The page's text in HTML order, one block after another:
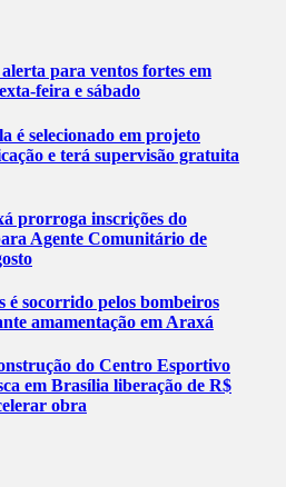
para ventos fortes em
feira e sábado
é selecionado em projeto
e terá supervisão gratuita
prorroga inscrições do
Agente Comunitário de
é socorrido pelos bombeiros
amamentação em Araxá
do Centro Esportivo
em Brasília liberação de R$
obra